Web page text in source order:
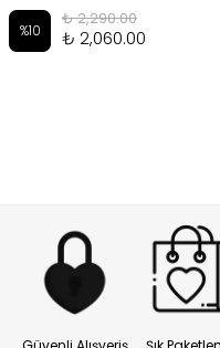
%10
₺ 2,290.00
₺ 2,060.00